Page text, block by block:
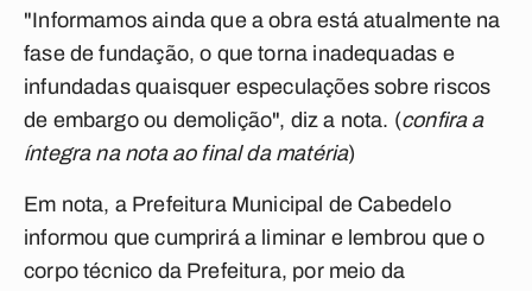
"Informamos ainda que a obra está atualmente na
fase de fundação, o que torna inadequadas e
infundadas quaisquer especulações sobre riscos
de embargo ou demolição", diz a nota. (confira a
íntegra na nota ao final da matéria)
Em nota, a Prefeitura Municipal de Cabedelo
informou que cumprirá a liminar e lembrou que o
corpo técnico da Prefeitura, por meio da